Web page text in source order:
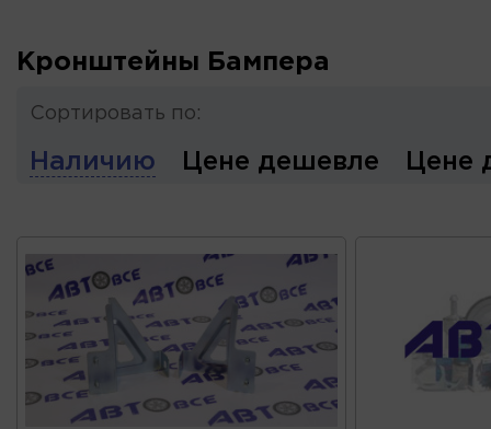
Кронштейны Бампера
Сортировать по:
Наличию Цене дешевле Цене